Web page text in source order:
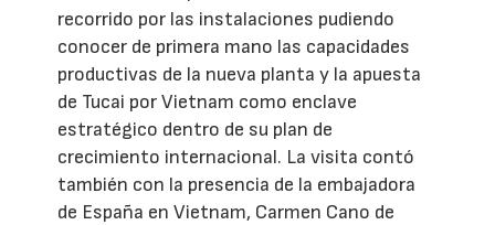
recorrido por las instalaciones pudiendo
conocer de primera mano las capacidades
productivas de la nueva planta y la apuesta
de Tucai por Vietnam como enclave
estratégico dentro de su plan de
crecimiento internacional. La visita contó
también con la presencia de la embajadora
de España en Vietnam, Carmen Cano de